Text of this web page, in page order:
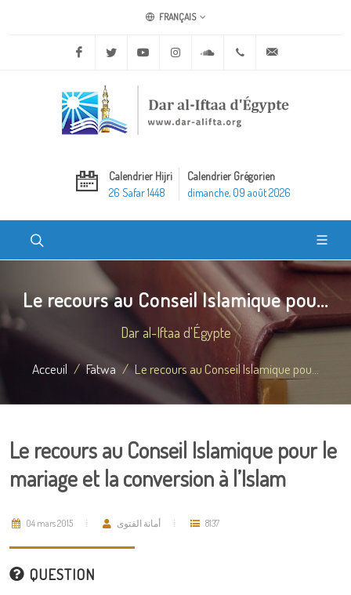
FRANÇAIS
Facebook Twitter Youtube Instagram Soundcloud+20 2 25970400
Calendrier Hijri
26 Safar 1448
Calendrier Grégorien
dimanche, 09 août 2026
Le recours au Conseil Islamique pou...
Dar al-Iftaa d'Égypte
Acceuil Fatwa Le recours au Conseil Islamique pou...
Le recours au Conseil Islamique pour le
mariage et la conversion à l’Islam
04 mars 2015 أمانة الفتوى 8137
QUESTION